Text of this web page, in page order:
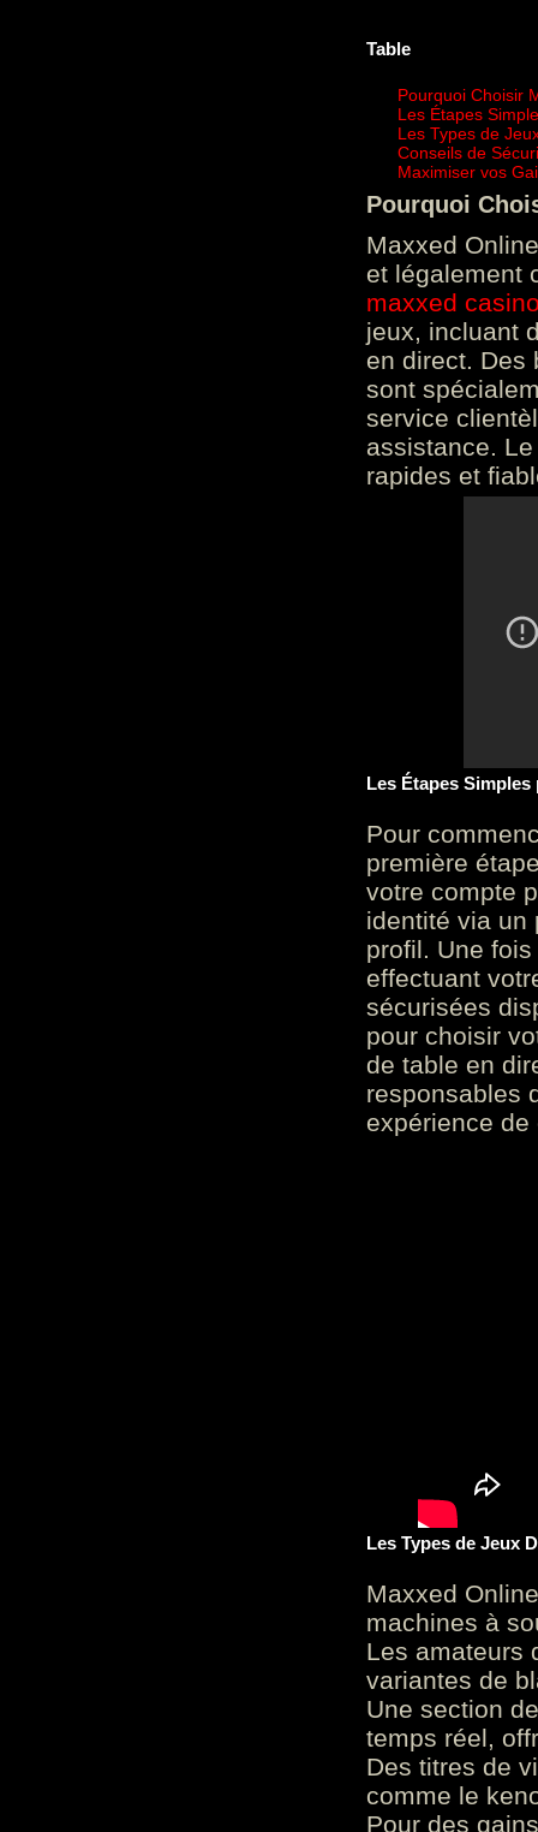
Table
Pourquoi Choisir
Les Étapes
Les Types de
Conseils de
Maximiser vos
Pourquoi
Maxxed
et légalement
maxxed
jeux, incluant
en direct. Des
sont
service
assistance.
rapides et
Les Étapes
Pour
première
votre compte
identité via un
profil. Une
effectuant
sécurisées
pour choisir
de table en
responsables
expérience
Les Types de Jeux
Maxxed
machines à
Les amateurs
variantes de
Une section
temps réel,
Des titres de
comme le
Pour des